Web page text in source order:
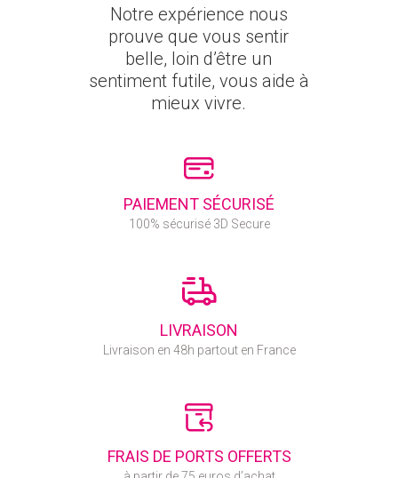
Notre expérience nous
prouve que vous sentir
belle, loin d’être un
sentiment futile, vous aide à
mieux vivre.
PAIEMENT SÉCURISÉ
100% sécurisé 3D Secure
LIVRAISON
Livraison en 48h partout en France
FRAIS DE PORTS OFFERTS